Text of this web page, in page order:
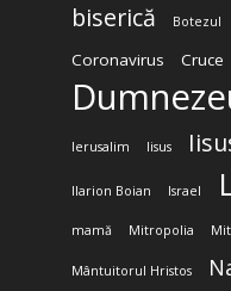
biserică Botezul
Coronavirus
Cruce
Ierusalim Iisus
Ilarion Boian Israel
mamă Mitropolia
Mântuitorul Hristos